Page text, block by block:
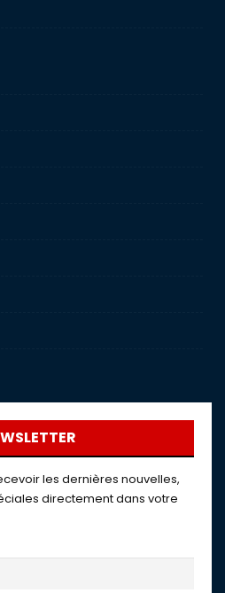
les dernières nouvelles,
directement dans votre